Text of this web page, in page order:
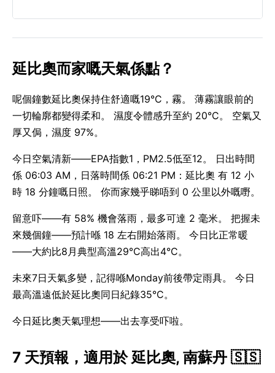
延比奧而家嘅天氣係點？
呢個鐘數延比奧保持住舒適嘅19°C，霧。 薄霧讓眼前的
一切輪廓都變得柔和。 濕度令體感升至約 20°C。 空氣又
厚又侷，濕度 97%。
今日空氣清新——EPA指數1，PM2.5低至12。 日出時間
係 06:03 AM，日落時間係 06:21 PM：延比奧 有 12 小
時 18 分鐘嘅日照。 你而家幾乎睇唔到 0 公里以外嘅嘢。
留意吓——有 58% 機會落雨，最多可達 2 毫米。 把握未
來幾個鐘——預計喺 18 左右開始落雨。 今日比正常暖
——大約比8月典型高溫29°C高出4°C。
未來7日天氣多變，記得喺Monday前後帶定雨具。 今日
最高溫遠低於延比奧同日紀錄35°C。
今日延比奧天氣理想——出去享受吓啦。
7 天預報，適用於 延比奧, 南蘇丹 🇸🇸